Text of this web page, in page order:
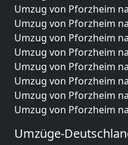
Umzug von Pforzheim
Umzug von Pforzheim
Umzug von Pforzheim
Umzug von Pforzheim
Umzug von Pforzheim
Umzug von Pforzheim
Umzug von Pforzheim
Umzug von Pforzheim
Umzüge-